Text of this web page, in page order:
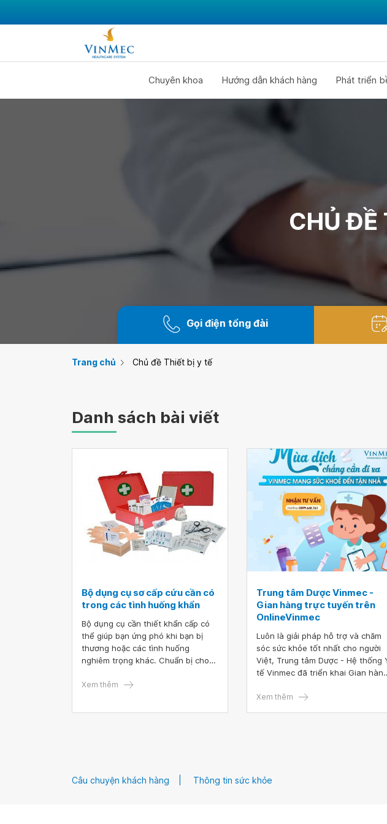
Chuyên khoa Hướng dẫn khách hàng Phát triển
CHỦ ĐỀ
Gọi điện tổng đài
Trang chủ Chủ đề Thiết bị y tế
Danh sách bài viết
Bộ dụng cụ sơ cấp cứu cần có
trong các tình huống khẩn
Bộ dụng cụ cần thiết khẩn cấp có
thể giúp bạn ứng phó khi bạn bị
thương hoặc các tình huống
nghiêm trọng khác. Chuẩn bị cho
bằng cách chuẩn bị bộ dụng cụ sơ
Xem thêm
Trung tâm Dược Vinmec -
Gian hàng trực tuyến trên
OnlineVinmec
Luôn là giải pháp hỗ trợ và chăm
sóc sức khỏe tốt nhất cho người
Việt, Trung tâm Dược - Hệ thống
tế Vinmec đã triển khai Gian hàng
OnlineVinmec để khách hàng có
Xem thêm
Câu chuyện khách hàng Thông tin sức khỏe